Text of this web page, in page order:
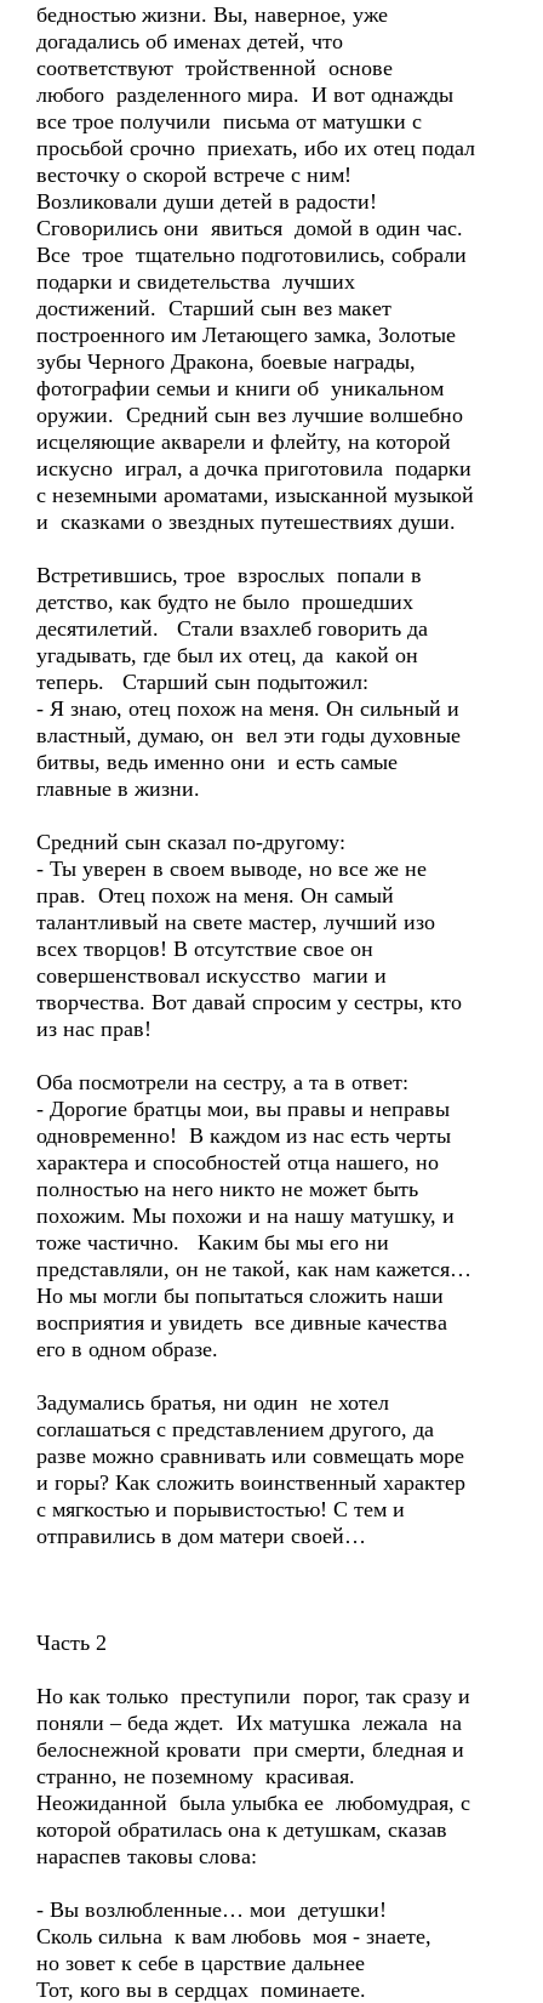
бедностью жизни. Вы, наверное, уже
догадались об именах детей, что
соответствуют тройственной основе
любого разделенного мира. И вот однажды
все трое получили письма от матушки с
просьбой срочно приехать, ибо их отец подал
весточку о скорой встрече с ним!
Возликовали души детей в радости!
Сговорились они явиться домой в один час.
Все трое тщательно подготовились, собрали
подарки и свидетельства лучших
достижений. Старший сын вез макет
построенного им Летающего замка, Золотые
зубы Черного Дракона, боевые награды,
фотографии семьи и книги об уникальном
оружии. Средний сын вез лучшие волшебно
исцеляющие акварели и флейту, на которой
искусно играл, а дочка приготовила подарки
с неземными ароматами, изысканной музыкой
и сказками о звездных путешествиях души.
Встретившись, трое взрослых попали в
детство, как будто не было прошедших
десятилетий. Стали взахлеб говорить да
угадывать, где был их отец, да какой он
теперь. Старший сын подытожил:
- Я знаю, отец похож на меня. Он сильный и
властный, думаю, он вел эти годы духовные
битвы, ведь именно они и есть самые
главные в жизни.
Средний сын сказал по-другому:
- Ты уверен в своем выводе, но все же не
прав. Отец похож на меня. Он самый
талантливый на свете мастер, лучший изо
всех творцов! В отсутствие свое он
совершенствовал искусство магии и
творчества. Вот давай спросим у сестры, кто
из нас прав!
Оба посмотрели на сестру, а та в ответ:
- Дорогие братцы мои, вы правы и неправы
одновременно! В каждом из нас есть черты
характера и способностей отца нашего, но
полностью на него никто не может быть
похожим. Мы похожи и на нашу матушку, и
тоже частично. Каким бы мы его ни
представляли, он не такой, как нам кажется…
Но мы могли бы попытаться сложить наши
восприятия и увидеть все дивные качества
его в одном образе.
Задумались братья, ни один не хотел
соглашаться с представлением другого, да
разве можно сравнивать или совмещать море
и горы? Как сложить воинственный характер
с мягкостью и порывистостью! С тем и
отправились в дом матери своей…
Часть 2
Но как только преступили порог, так сразу и
поняли – беда ждет. Их матушка лежала на
белоснежной кровати при смерти, бледная и
странно, не поземному красивая.
Неожиданной была улыбка ее любомудрая, с
которой обратилась она к детушкам, сказав
нараспев таковы слова:
- Вы возлюбленные… мои детушки!
Сколь сильна к вам любовь моя - знаете,
но зовет к себе в царствие дальнее
Тот, кого вы в сердцах поминаете.